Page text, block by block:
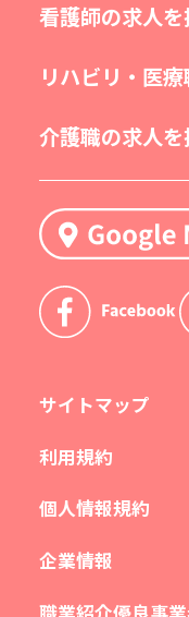
看護師の求人
リハビリ・医
介護職の求人
サイトマップ
利用規約
個人情報規約
企業情報